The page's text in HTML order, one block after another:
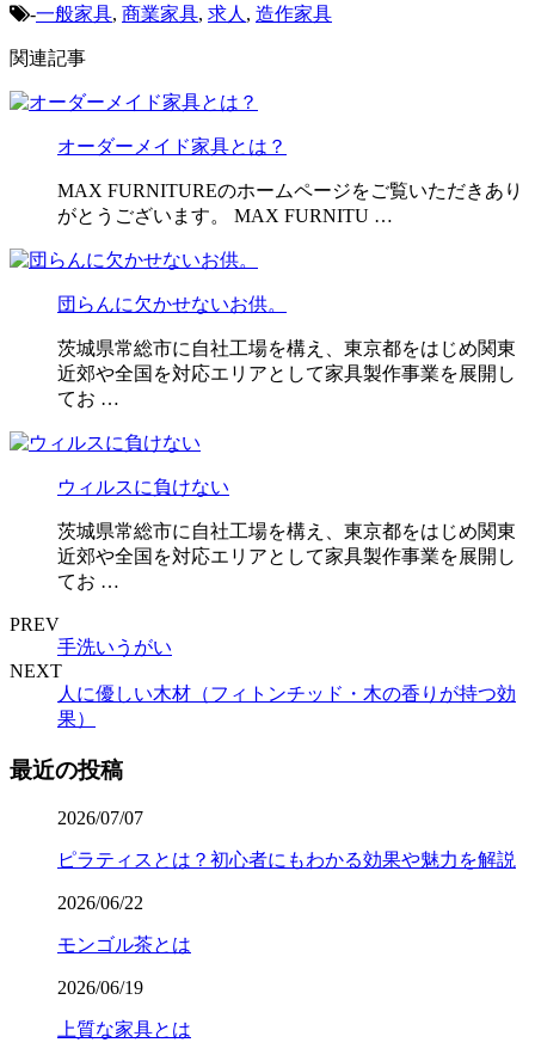
-一般家具, 商業家具, 求人 , 造作家具
関連記事
オーダーメイド家具とは？
MAX FURNITUREのホームページをご覧いただきあり
がとうございます。 MAX FURNITU …
団らんに欠かせないお供。
茨城県常総市に自社工場を構え、東京都をはじめ関東
近郊や全国を対応エリアとして家具製作事業を展開し
てお …
ウィルスに負けない
茨城県常総市に自社工場を構え、東京都をはじめ関東
近郊や全国を対応エリアとして家具製作事業を展開し
てお …
PREV
手洗いうがい
NEXT
人に優しい木材（フィトンチッド・木の香りが持つ効
果）
最近の投稿
2026/07/07
ピラティスとは？初心者にもわかる効果や魅力を解説
2026/06/22
モンゴル茶とは
2026/06/19
上質な家具とは